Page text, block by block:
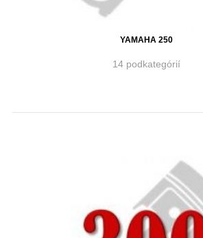
YAMAHA 250
14 podkategórií